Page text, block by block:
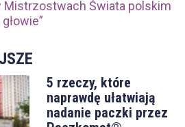
Świata polskim
5 rzeczy, które
naprawdę ułatwiają
nadanie paczki przez